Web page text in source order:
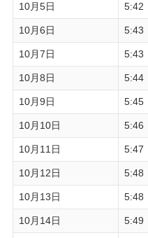
10月5日 5:42
10月6日 5:43
10月7日 5:43
10月8日 5:44
10月9日 5:45
10月10日 5:46
10月11日 5:47
10月12日 5:48
10月13日 5:48
10月14日 5:49